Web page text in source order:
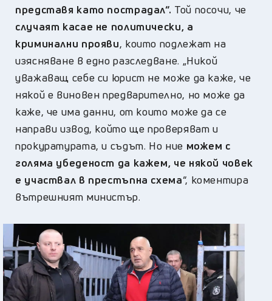
представя като пострадал“. Той посочи, че
случаят касае не политически, а
криминални прояви, които подлежат на
изясняване в едно разследване. „Никой
уважаващ себе си юрист не може да каже, че
някой е виновен предварително, но може да
каже, че има данни, от които може да се
направи извод, който ще проверяват и
прокуратурата, и съдът. Но ние можем с
голяма убеденост да кажем, че някой човек
е участвал в престъпна схема“, коментира
вътрешният министър.
Error9